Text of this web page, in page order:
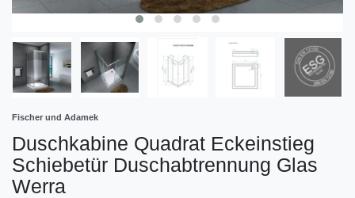
Fischer und Adamek
Duschkabine Quadrat Eckeinstieg
Schiebetür Duschabtrennung Glas
Werra